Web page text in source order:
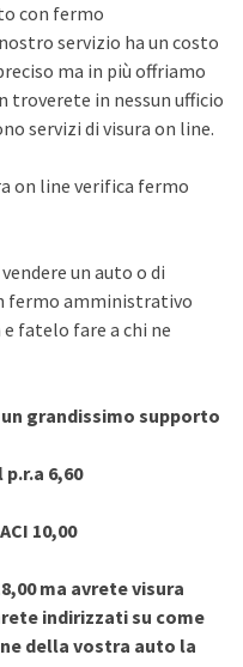
con fermo
servizio ha un costo
ma in più offriamo
troverete in nessun ufficio
servizi di visura on line.
on line verifica fermo
un auto o di
fermo amministrativo
fatelo fare a chi ne
grandissimo supporto
p.r.a 6,60
10,00
ma avrete visura
indirizzati su come
della vostra auto la